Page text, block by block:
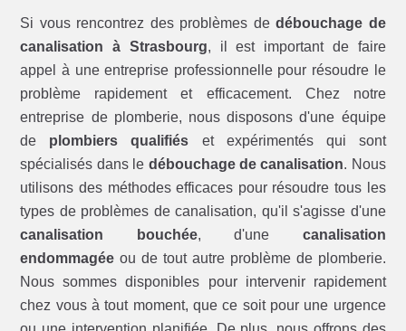
Si vous rencontrez des problèmes dedébouchage de
canalisation à Strasbourg, il est important de faire
appel à une entreprise professionnelle pour résoudre le
problème rapidement et efficacement. Chez notre
entreprise de plomberie, nous disposons d'une équipe
de plombiers qualifiés et expérimentés qui sont
spécialisés dans le débouchage de canalisation. Nous
utilisons des méthodes efficaces pour résoudre tous les
types de problèmes de canalisation, qu'il s'agisse d'une
canalisation bouchée, d'une canalisation
endommagée ou de tout autre problème de plomberie.
Nous sommes disponibles pour intervenir rapidement
chez vous à tout moment, que ce soit pour une urgence